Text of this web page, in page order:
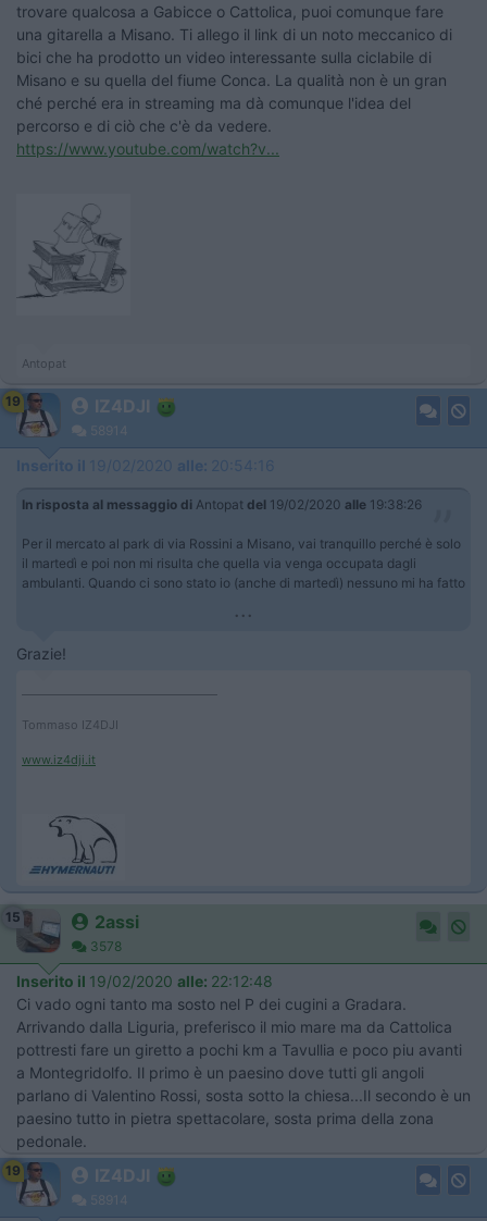
trovare qualcosa a Gabicce o Cattolica, puoi comunque fare
una gitarella a Misano. Ti allego il link di un noto meccanico di
bici che ha prodotto un video interessante sulla ciclabile di
Misano e su quella del fiume Conca. La qualità non è un gran
ché perché era in streaming ma dà comunque l'idea del
percorso e di ciò che c'è da vedere.
https://www.youtube.com/watch?v...
Antopat
19 IZ4DJI
58914
Inserito il 19/02/2020 alle: 20:54:16
In risposta al messaggio di Antopat del 19/02/2020 alle 19:38:26
Per il mercato al park di via Rossini a Misano, vai tranquillo perché è solo
il martedì e poi non mi risulta che quella via venga occupata dagli
ambulanti. Quando ci sono stato io (anche di martedì) nessuno mi ha fatto
...
Grazie!
Tommaso IZ4DJI
www.iz4dji.it
15 2assi
3578
Inserito il 19/02/2020 alle: 22:12:48
Ci vado ogni tanto ma sosto nel P dei cugini a Gradara.
Arrivando dalla Liguria, preferisco il mio mare ma da Cattolica
pottresti fare un giretto a pochi km a Tavullia e poco piu avanti
a Montegridolfo. Il primo è un paesino dove tutti gli angoli
parlano di Valentino Rossi, sosta sotto la chiesa...Il secondo è un
paesino tutto in pietra spettacolare, sosta prima della zona
pedonale.
19 IZ4DJI
58914